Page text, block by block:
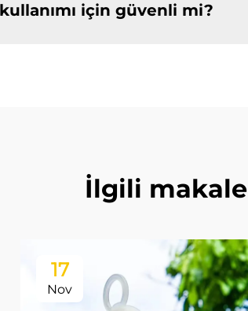
için güvenli mi?
İlgili makale
17
Nov